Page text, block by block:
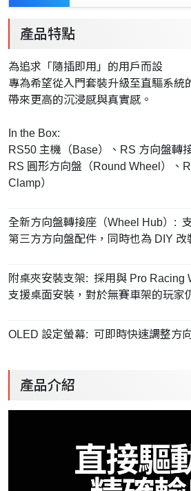
產品特點
為追求「隨插即用」的用戶而設
專為希望從入門套裝升級至直驅系統
帶來更高的沉浸感與真實感。
In the Box:
RS50 主機（Base）、RS 方向盤轉
RS 圓形方向盤（Round Wheel）、
Clamp）
全新方向盤轉接座（Wheel Hub）:
第三方方向盤配件，同時也為 DIY 改
附桌夾安裝支架: 採用與 Pro Racing
支援桌面安裝，對於無賽車架的玩家
OLED 設定螢幕: 可即時快速調整方
產品介紹